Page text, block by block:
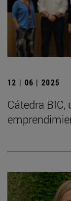
12 | 06 | 2025
Cátedra BIC,